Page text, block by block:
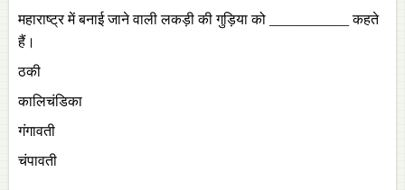
महाराष्ट्र में बनाई जाने वाली लकड़ी की गुड़िया को ___________ कहते
हैं।
ठकी
कालिचंडिका
गंगावती
चंपावती